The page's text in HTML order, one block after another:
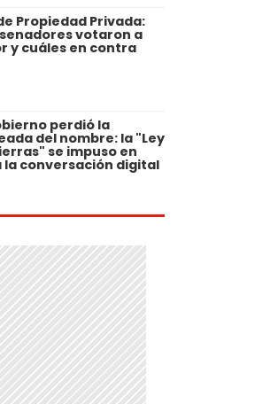
Propiedad Privada:
votaron a
y cuáles en contra
perdió la
del nombre: la "Ley
se impuso en
la conversación digital